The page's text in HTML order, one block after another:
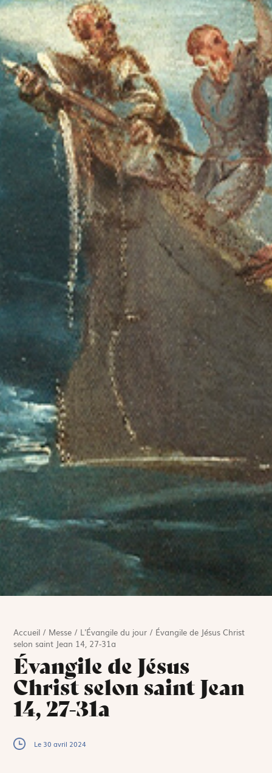
Accueil / Messe / L'Évangile du jour / Évangile de Jésus Christ
selon saint Jean 14, 27-31a
Évangile de Jésus
Christ selon saint Jean
14, 27-31a
Le 30 avril 2024